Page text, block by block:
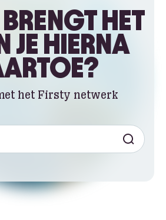
HET
JE HIERNA
het Firsty netwerk